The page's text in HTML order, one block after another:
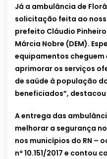
Já a ambulância de
solicitação feita ao
prefeito Cláudio
Márcia Nobre (DEM).
equipamentos
aprimorar os serviços
de saúde à população
beneficiados”, destacou
A entrega das
melhorar a segurança
nos municípios do RN –
nº 10.151/2017 e contou